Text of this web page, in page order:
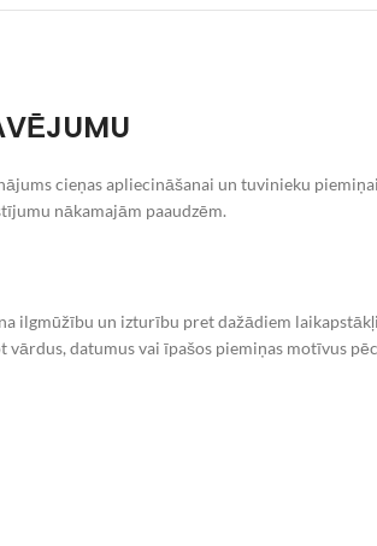
cieņas apliecināšanai un tuvinieku
nākamajām paaudzēm.
ilgmūžību un izturību pret dažādiem
datumus vai īpašos piemiņas motīvus